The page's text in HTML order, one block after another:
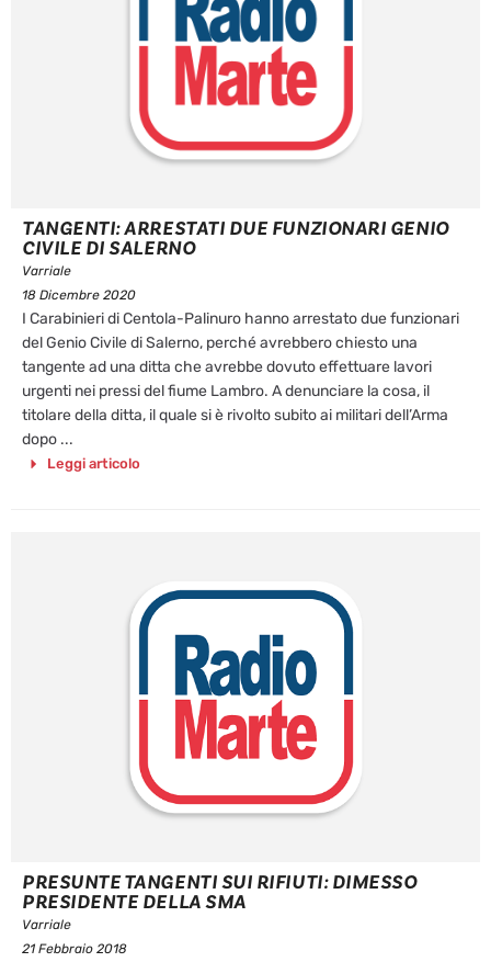
TANGENTI: ARRESTATI DUE FUNZIONARI GENIO
CIVILE DI SALERNO
Varriale
18 Dicembre 2020
I Carabinieri di Centola-Palinuro hanno arrestato due funzionari
del Genio Civile di Salerno, perché avrebbero chiesto una
tangente ad una ditta che avrebbe dovuto effettuare lavori
urgenti nei pressi del fiume Lambro. A denunciare la cosa, il
titolare della ditta, il quale si è rivolto subito ai militari dell’Arma
dopo ...
Leggi articolo
PRESUNTE TANGENTI SUI RIFIUTI: DIMESSO
PRESIDENTE DELLA SMA
Varriale
21 Febbraio 2018